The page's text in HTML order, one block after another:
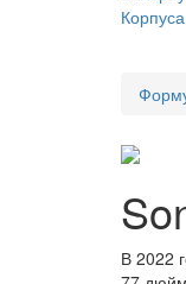
Корпуса
В 2022